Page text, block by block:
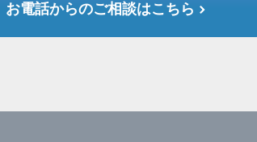
お電話からのご相談はこちら